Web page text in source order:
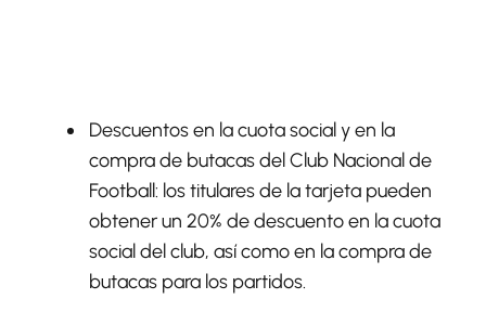
Descuentos en la cuota social y en la
compra de butacas del Club Nacional de
Football: los titulares de la tarjeta pueden
obtener un 20% de descuento en la cuota
social del club, así como en la compra de
butacas para los partidos.